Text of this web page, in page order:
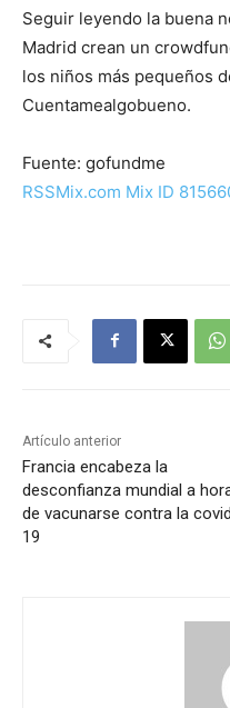
Seguir leyendo la buena
Madrid crean un
los niños más pequeños
Cuentamealgobueno.
Fuente: gofundme
RSSMix.com Mix ID
Artículo anterior
Francia encabeza la
desconfianza mundial a
de vacunarse contra la
19